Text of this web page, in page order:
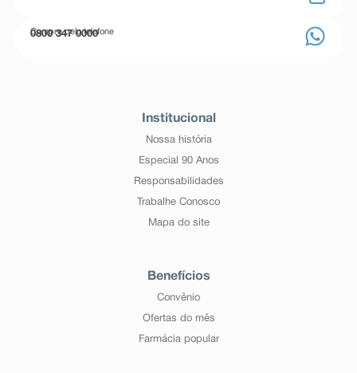
Compre pelo telefone
0800 347 0000
Institucional
Nossa história
Especial 90 Anos
Responsabilidades
Trabalhe Conosco
Mapa do site
Benefícios
Convênio
Ofertas do mês
Farmácia popular